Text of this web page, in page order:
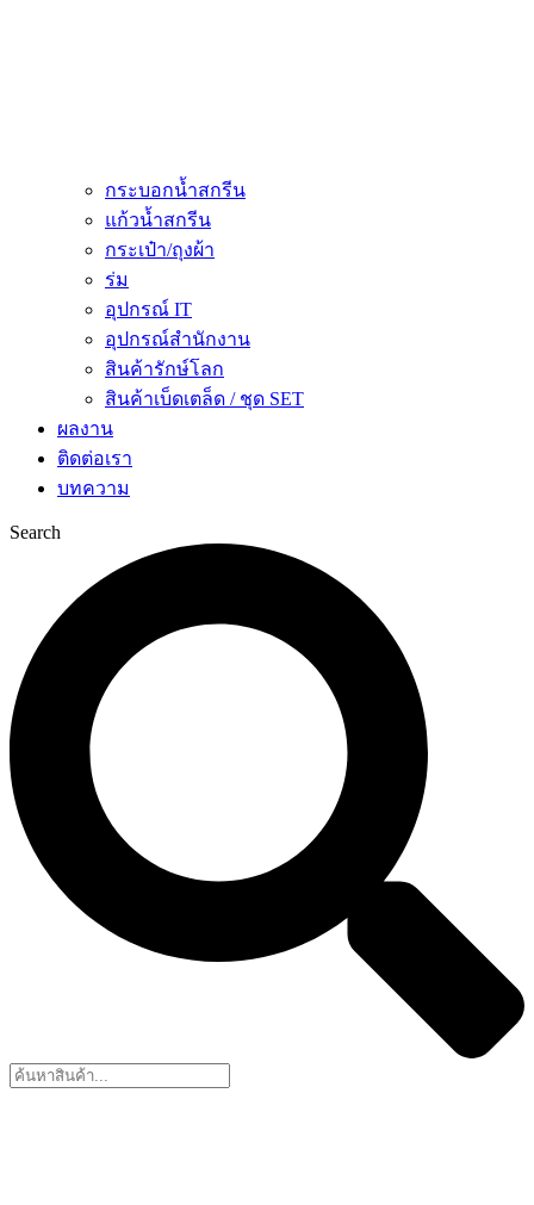
กระบอกน้ำสกรีน
แก้วน้ำสกรีน
กระเป๋า/ถุงผ้า
ร่ม
อุปกรณ์ IT
อุปกรณ์สำนักงาน
สินค้ารักษ์โลก
สินค้าเบ็ดเตล็ด / ชุด SET
ผลงาน
ติดต่อเรา
บทความ
Search